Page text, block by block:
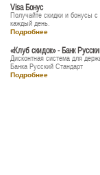
Visa Бонус
Получайте скидки и бонусы с
каждый день.
Подробнее
«Клуб скидок» - Банк
Дисконтная система для
Банка Русский Стандарт
Подробнее